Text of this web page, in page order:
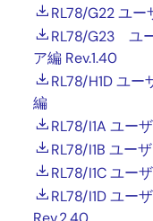
RL78/G22 ユ
RL78/G23 ユ
ア編 Rev.1.40
RL78/H1D ユ
編
RL78/I1A ユー
RL78/I1B ユー
RL78/I1C ユー
RL78/I1D ユー